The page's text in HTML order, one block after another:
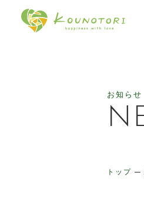
幸
お知らせ
トップ